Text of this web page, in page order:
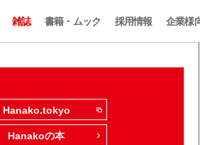
雑誌 書籍・ムック 採用情報 企業様
Hanako.tokyo
Hanakoの本